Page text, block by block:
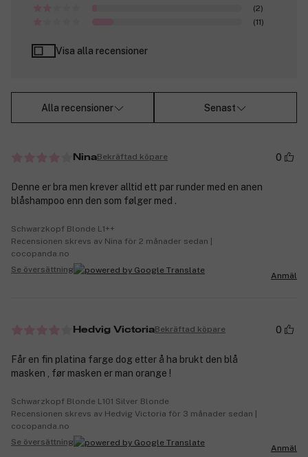
(2)
(11)
Visa alla recensioner
Alla recensioner Senast
NinaBekräftad köpare 0
Denne er bra men krever alltid ett par runder med en anen
blåshampoo enn den som følger med .
Schwarzkopf Blonde L1++
Recensionen skrevs av Nina för 2 månader sedan |
cocopanda.no
Se översättning
Anmäl
Hedvig VictoriaBekräftad köpare 0
Får en fin platina farge dog etter å ha brukt den blå
masken , før masken er man orange !
Schwarzkopf Blonde L101 Silver Blonde
Recensionen skrevs av Hedvig Victoria för 3 månader sedan |
cocopanda.no
Se översättning
Anmäl